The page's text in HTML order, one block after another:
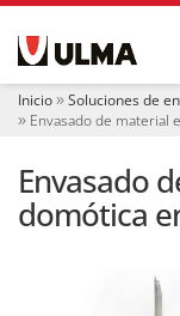
e Inicio Soluciones de
Envasado de material
Envasado
domótica